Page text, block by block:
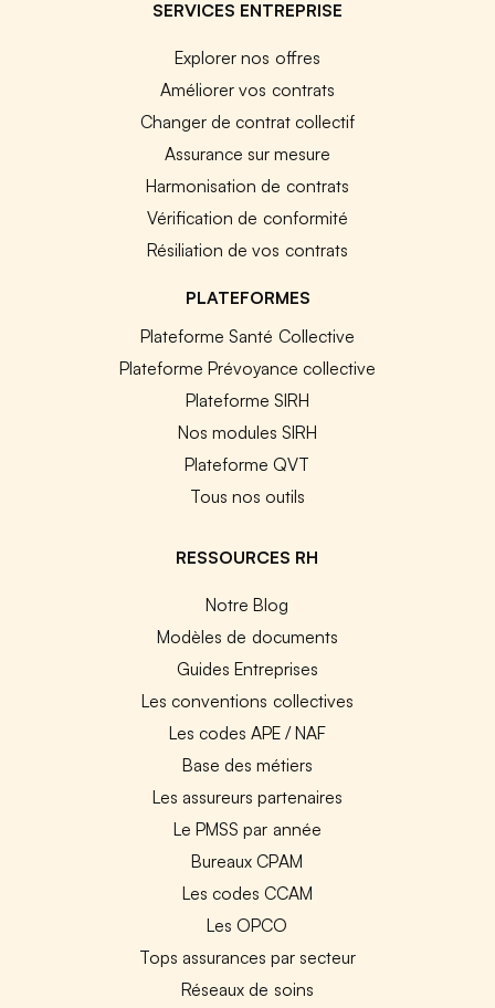
SERVICES ENTREPRISE
Explorer nos offres
Améliorer vos contrats
Changer de contrat collectif
Assurance sur mesure
Harmonisation de contrats
Vérification de conformité
Résiliation de vos contrats
PLATEFORMES
Plateforme Santé Collective
Plateforme Prévoyance collective
Plateforme SIRH
Nos modules SIRH
Plateforme QVT
Tous nos outils
RESSOURCES RH
Notre Blog
Modèles de documents
Guides Entreprises
Les conventions collectives
Les codes APE / NAF
Base des métiers
Les assureurs partenaires
Le PMSS par année
Bureaux CPAM
Les codes CCAM
Les OPCO
Tops assurances par secteur
Réseaux de soins